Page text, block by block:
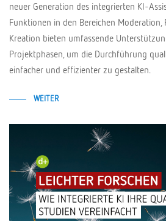
neuer Generation des integrierten KI-
Funktionen in den Bereichen Moderation,
Kreation bieten umfassende
Projektphasen, um die Durchführung
einfacher und effizienter zu gestalten.
WEITER